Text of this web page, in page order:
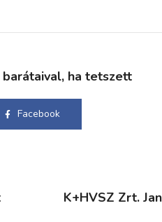
barátaival, ha tetszett
Facebook
K+HVSZ Zrt.